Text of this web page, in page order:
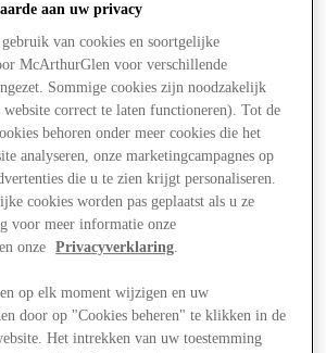
aan uw privacy
van cookies en soortgelijke
McArthurGlen voor verschillende
Sommige cookies zijn noodzakelijk
correct te laten functioneren). Tot de
behoren onder meer cookies die het
analyseren, onze marketingcampagnes op
die u te zien krijgt personaliseren.
cookies worden pas geplaatst als u ze
voor meer informatie onze
en onze Privacyverklaring.
op elk moment wijzigen en uw
door op "Cookies beheren" te klikken in de
Het intrekken van uw toestemming